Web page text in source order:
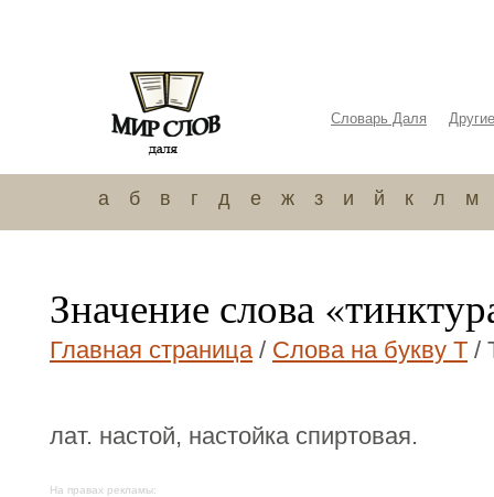
Словарь Даля
а б в г д е ж з и й к л м
Значение слова
Главная страница/ Слова на букву Т /
лат. настой, настойка спиртовая.
На правах рекламы: